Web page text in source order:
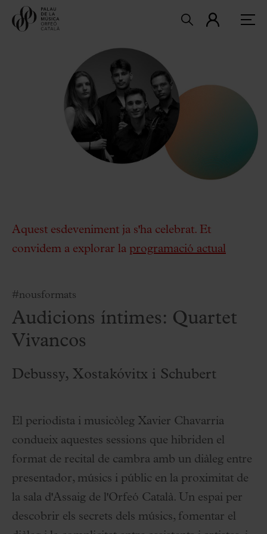
Aquest esdeveniment ja s'ha celebrat. Et
convidem a explorar la programació actual
#nousformats
Audicions íntimes: Quartet
Vivancos
Debussy, Xostakóvitx i Schubert
El periodista i musicòleg Xavier Chavarria
condueix aquestes sessions que hibriden el
format de recital de cambra amb un diàleg entre
presentador, músics i públic en la proximitat de
la sala d'Assaig de l'Orfeó Català. Un espai per
descobrir els secrets dels músics, fomentar el